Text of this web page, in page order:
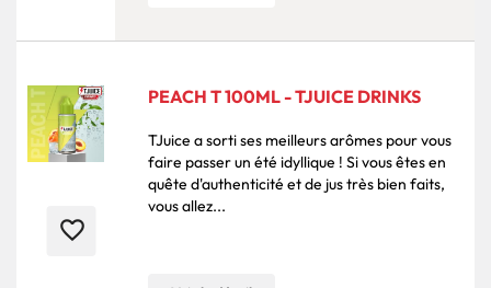
favorite_border
PEACH T 100ML - TJUICE DRINKS
TJuice a sorti ses meilleurs arômes pour vous
faire passer un été idyllique ! Si vous êtes en
quête d'authenticité et de jus très bien faits,
vous allez...